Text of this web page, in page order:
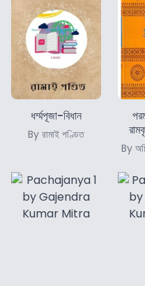
ধর্ম্মপূজা-বিধান
By রামাই পণ্ডিত
By